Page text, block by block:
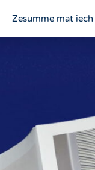
Zesumme mat iech